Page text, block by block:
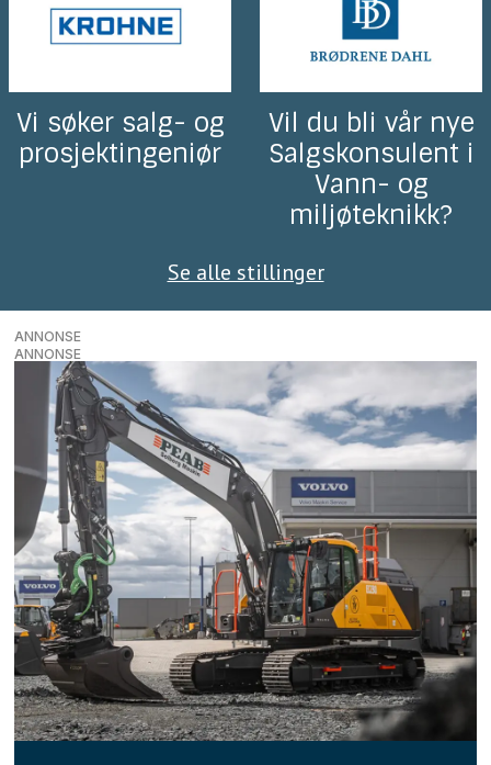
Vi søker salg- og
prosjektingeniør
Vil du bli vår nye
Salgskonsulent i
Vann- og
miljøteknikk?
Se alle stillinger
ANNONSE
ANNONSE